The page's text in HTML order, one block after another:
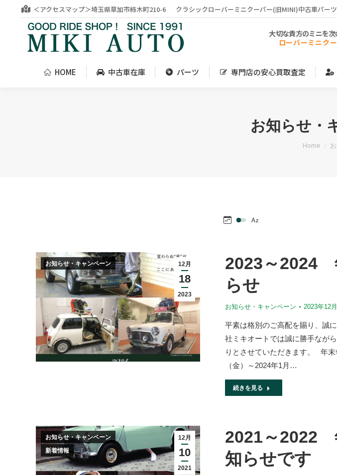
＜アクセスマップ＞埼玉県草加市柿木町210-6 クラシックローバーミニクーパー(旧MINI)中古車パー
大切な貴方のミニを
ローバーミニク
HOME 中古車在庫 パーツ 専門店の安心買取査定
お知らせ・
You are
Home
12月
18
2023
お知らせ・キャンペーン
2023～2024
らせ
お知らせ・キャンペーン 2023年12
平素は格別のご高配を賜り、誠
社ミキオートでは誠に勝手なが
りとさせていただきます。 年末
（金）～2024年1月…
続きを見る
12月
10
2021
お知らせ・キャンペーン
新着情報
2021～2022
知らせです
HOME 中古車在庫 パーツ 専門店の安心買取査定